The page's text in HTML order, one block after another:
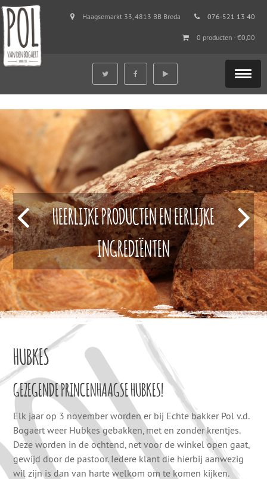
Haagsemarkt 33, 4813 BB Breda 076-521 13 40
0 producten -€0,00
HEERLIJKE PRODUCTEN EN EERLIJKE
INGREDIËNTEN
HUBKES
GEZEGENDE PRINCENHAAGSE HUBKES!
Elk jaar op 3 november worden er bij Echte bakker Pol v.d.
Bogaert weer Hubkes gebakken, met en zonder krentjes.
Deze worden in de ochtend, net voor de winkel open gaat,
gewijd door de pastoor. Iedere klant die hierbij aanwezig
wil zijn is dan van harte welkom om te komen kijken.